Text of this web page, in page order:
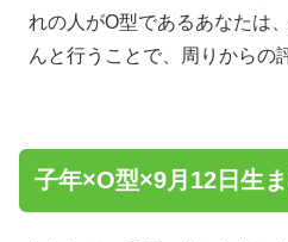
れの人がO型であるあなたは
んと行うことで、周りからの
子年×O型×9月12日生